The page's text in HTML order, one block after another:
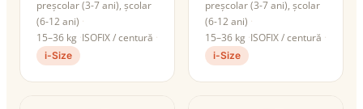
preșcolar (3-7 ani), școlar
(6-12 ani)
15–36 kg ISOFIX / centură
i-Size
preșcolar (3-7 ani), școlar
(6-12 ani)
15–36 kg ISOFIX / centură
i-Size